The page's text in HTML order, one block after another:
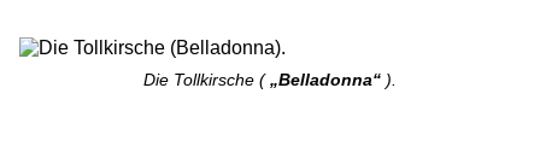
Die Tollkirsche („Belladonna“ ).